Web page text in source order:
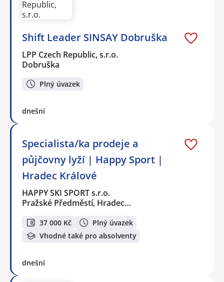
Shift Leader SINSAY Dobruška
LPP Czech Republic, s.r.o.
Dobruška
Plný úvazek
dnešní
Specialista/ka prodeje a
půjčovny lyží | Happy Sport |
Hradec Králové
HAPPY SKI SPORT s.r.o.
Pražské Předměstí, Hradec…
37 000 Kč
Plný úvazek
Vhodné také pro absolventy
dnešní